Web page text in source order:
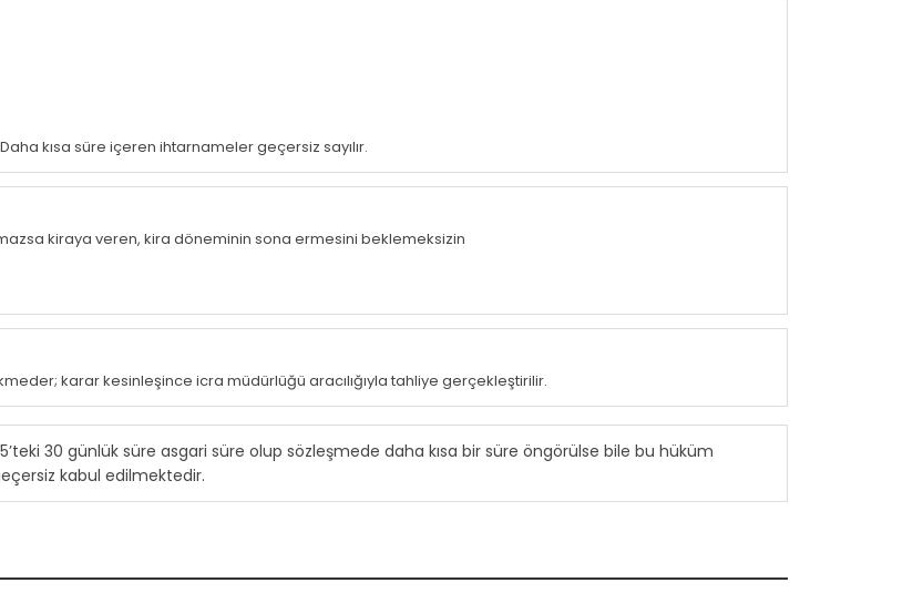
kısa süre içeren ihtarnameler geçersiz sayılır.
kiraya veren, kira döneminin sona ermesini beklemeksizin
karar kesinleşince icra müdürlüğü aracılığıyla tahliye gerçekleştirilir.
30 günlük süre asgari süre olup sözleşmede daha kısa bir süre öngörülse bile bu hüküm
kabul edilmektedir.